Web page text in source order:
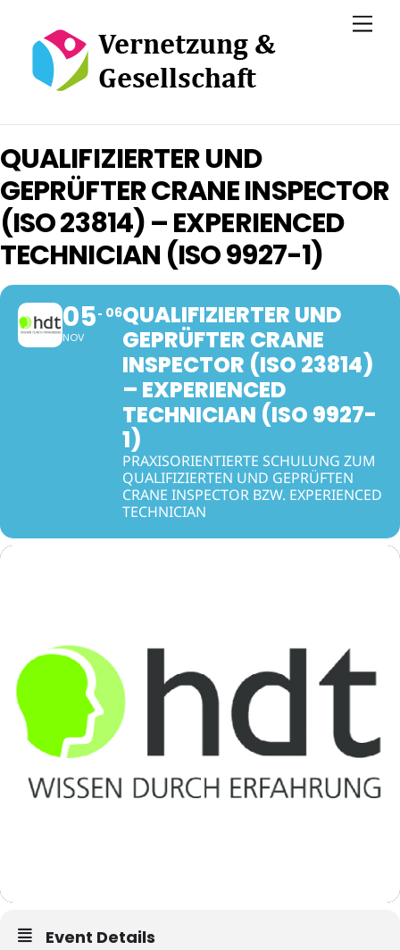
content
QUALIFIZIERTER UND
GEPRÜFTER CRANE INSPECTOR
(ISO 23814) – EXPERIENCED
TECHNICIAN (ISO 9927-1)
05
NOV
06QUALIFIZIERTER UND
GEPRÜFTER CRANE
INSPECTOR (ISO 23814)
– EXPERIENCED
TECHNICIAN (ISO 9927-
1)
PRAXISORIENTIERTE SCHULUNG ZUM
QUALIFIZIERTEN UND GEPRÜFTEN
CRANE INSPECTOR BZW. EXPERIENCED
TECHNICIAN
Event Details